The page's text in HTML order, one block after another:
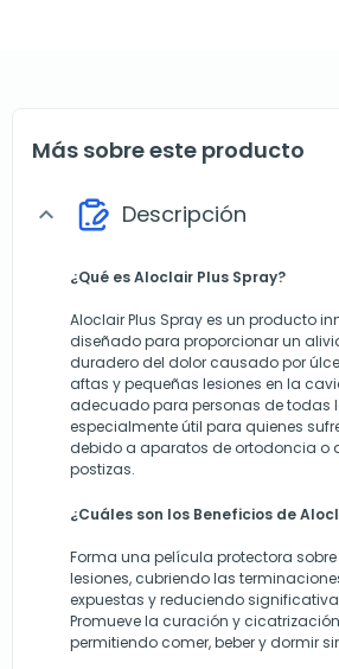
Más sobre este producto
expand_more Descripción
¿Qué es Aloclair Plus Spray?
Aloclair Plus Spray es un producto
diseñado para proporcionar un
duradero del dolor causado por
aftas y pequeñas lesiones en la
adecuado para personas de todas
especialmente útil para quienes
debido a aparatos de ortodoncia o
postizas.
¿Cuáles son los Beneficios de
Forma una película protectora
lesiones, cubriendo las
expuestas y reduciendo
Promueve la curación y
permitiendo comer, beber y dormir